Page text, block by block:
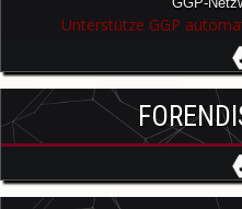
Unterstütze GGP